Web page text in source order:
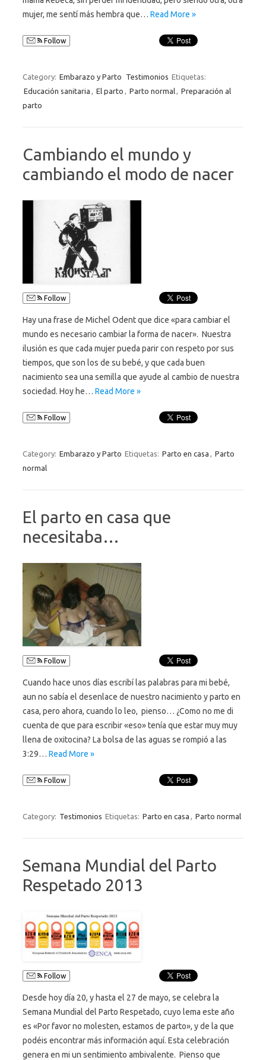
mujer, me sentí más hembra que… Read More »
Follow
Category: Embarazo y Parto Testimonios Etiquetas:
Educación sanitaria
El parto Parto normal
Preparación al
parto
Cambiando el mundo y
cambiando el modo de nacer
Follow
Hay una frase de Michel Odent que dice «para cambiar el
mundo es necesario cambiar la forma de nacer». Nuestra
ilusión es que cada mujer pueda parir con respeto por sus
tiempos, que son los de su bebé, y que cada buen
nacimiento sea una semilla que ayude al cambio de nuestra
sociedad. Hoy he… Read More »
Follow
Category: Embarazo y Parto Etiquetas: Parto en casa
Parto
normal
El parto en casa que
necesitaba…
Follow
Cuando hace unos días escribí las palabras para mi bebé,
aun no sabía el desenlace de nuestro nacimiento y parto en
casa, pero ahora, cuando lo leo, pienso… ¿Como no me di
cuenta de que para escribir «eso» tenía que estar muy muy
llena de oxitocina? La bolsa de las aguas se rompió a las
3:29… Read More »
Follow
Category: Testimonios Etiquetas: Parto en casa Parto normal
Semana Mundial del Parto
Respetado 2013
Follow
Desde hoy día 20, y hasta el 27 de mayo, se celebra la
Semana Mundial del Parto Respetado, cuyo lema este año
es «Por favor no molesten, estamos de parto», y de la que
podéis encontrar más información aquí. Esta celebración
genera en mi un sentimiento ambivalente. Pienso que